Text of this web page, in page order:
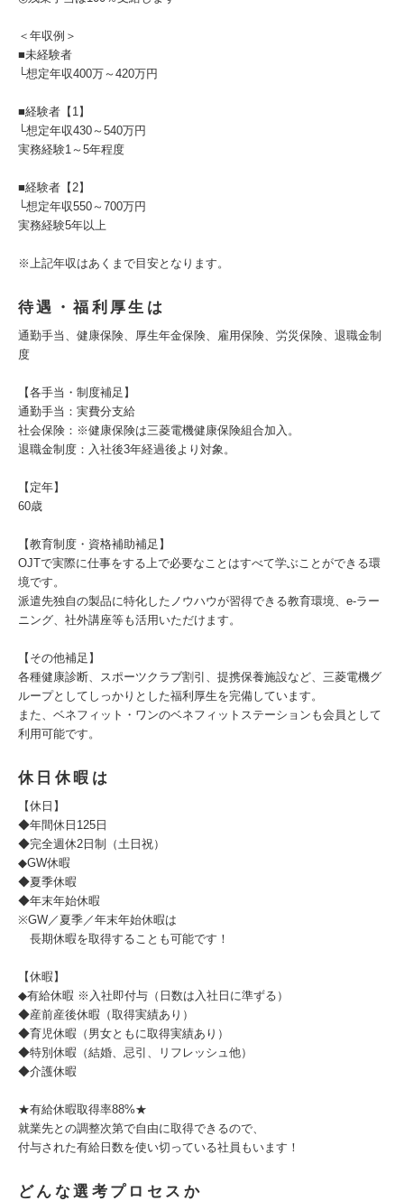
＜年収例＞
■未経験者
└想定年収400万～420万円
■経験者【1】
└想定年収430～540万円
実務経験1～5年程度
■経験者【2】
└想定年収550～700万円
実務経験5年以上
※上記年収はあくまで目安となります。
待遇・福利厚生は
通勤手当、健康保険、厚生年金保険、雇用保険、労災保険、退職金制
度
【各手当・制度補足】
通勤手当：実費分支給
社会保険：※健康保険は三菱電機健康保険組合加入。
退職金制度：入社後3年経過後より対象。
【定年】
60歳
【教育制度・資格補助補足】
OJTで実際に仕事をする上で必要なことはすべて学ぶことができる環
境です。
派遣先独自の製品に特化したノウハウが習得できる教育環境、e-ラー
ニング、社外講座等も活用いただけます。
【その他補足】
各種健康診断、スポーツクラブ割引、提携保養施設など、三菱電機グ
ループとしてしっかりとした福利厚生を完備しています。
また、ベネフィット・ワンのベネフィットステーションも会員として
利用可能です。
休日休暇は
【休日】
◆年間休日125日
◆完全週休2日制（土日祝）
◆GW休暇
◆夏季休暇
◆年末年始休暇
※GW／夏季／年末年始休暇は
長期休暇を取得することも可能です！
【休暇】
◆有給休暇 ※入社即付与（日数は入社日に準ずる）
◆産前産後休暇（取得実績あり）
◆育児休暇（男女ともに取得実績あり）
◆特別休暇（結婚、忌引、リフレッシュ他）
◆介護休暇
★有給休暇取得率88%★
就業先との調整次第で自由に取得できるので、
付与された有給日数を使い切っている社員もいます！
どんな選考プロセスか